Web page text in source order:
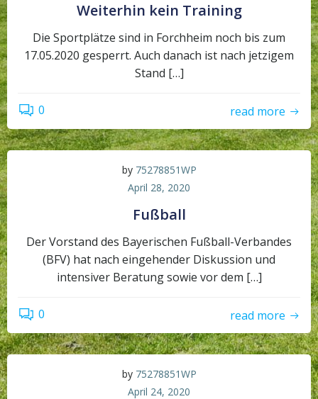
Weiterhin kein Training
Die Sportplätze sind in Forchheim noch bis zum
17.05.2020 gesperrt. Auch danach ist nach jetzigem
Stand […]
0 read more
by 75278851WP
April 28, 2020
Fußball
Der Vorstand des Bayerischen Fußball-Verbandes
(BFV) hat nach eingehender Diskussion und
intensiver Beratung sowie vor dem […]
0 read more
by 75278851WP
April 24, 2020